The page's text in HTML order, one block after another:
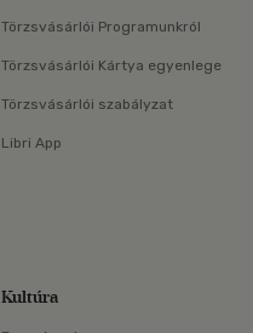
Törzsvásárlói Programunkról
Törzsvásárlói Kártya egyenlege
Törzsvásárlói szabályzat
Libri App
Kultúra